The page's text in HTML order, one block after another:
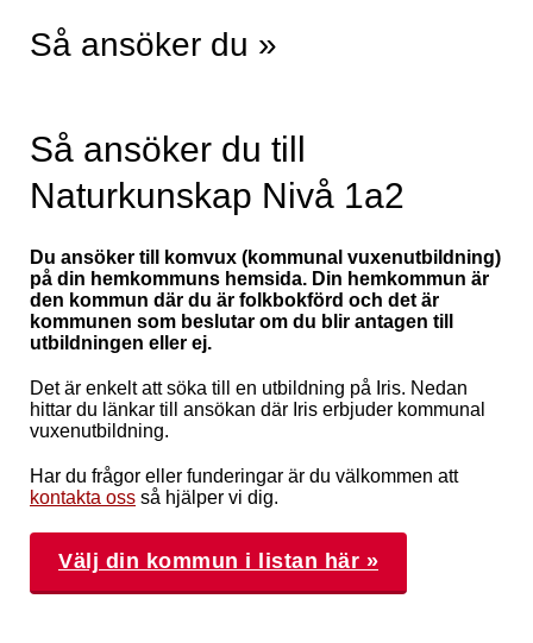
Så ansöker du »
Så ansöker du till
Naturkunskap Nivå 1a2
Du ansöker till komvux (kommunal vuxenutbildning)
på din hemkommuns hemsida. Din hemkommun är
den kommun där du är folkbokförd och det är
kommunen som beslutar om du blir antagen till
utbildningen eller ej.
Det är enkelt att söka till en utbildning på Iris. Nedan
hittar du länkar till ansökan där Iris erbjuder kommunal
vuxenutbildning.
Har du frågor eller funderingar är du välkommen att
kontakta oss så hjälper vi dig.
Välj din kommun i listan här »